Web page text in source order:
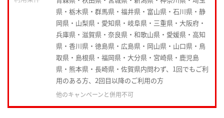
県・栃木県・群馬県・福井県・富山県・石川県・静
岡県・山梨県・愛知県・岐阜県・三重県・大阪府・
兵庫県・滋賀県・奈良県・和歌山県・愛媛県・高知
県・香川県・徳島県・広島県・岡山県・山口県・鳥
取県・島根県・福岡県・大分県・宮崎県・鹿児島
県・熊本県・長崎県・佐賀県内問わず、1回でもご利
用のある方、2回目以降のご利用の方
他のキャンペーンと併用不可